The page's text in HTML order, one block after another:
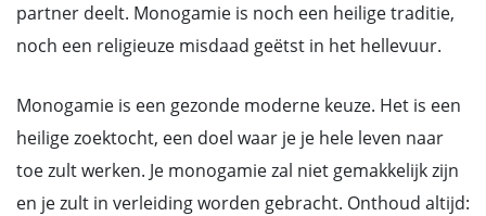
partner deelt. Monogamie is noch een heilige traditie,
noch een religieuze misdaad geëtst in het hellevuur.
Monogamie is een gezonde moderne keuze. Het is een
heilige zoektocht, een doel waar je je hele leven naar
toe zult werken. Je monogamie zal niet gemakkelijk zijn
en je zult in verleiding worden gebracht. Onthoud altijd: